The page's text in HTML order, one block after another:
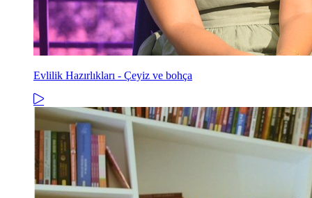
Evlilik Hazırlıkları - Çeyiz ve bohça